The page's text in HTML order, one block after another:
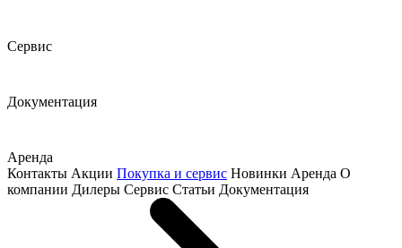
Сервис
Документация
Аренда
Контакты Акции Покупка и сервис Новинки Аренда О
компании Дилеры Сервис Статьи Документация